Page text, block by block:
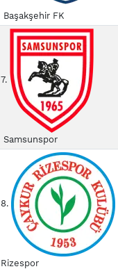
Başakşehir FK
7.
Samsunspor
8.
Rizespor